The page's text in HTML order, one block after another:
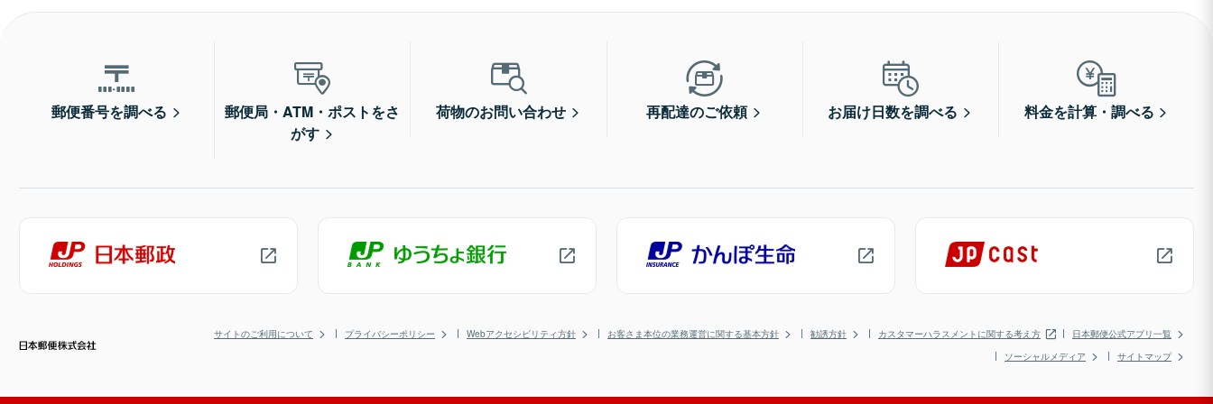
郵便番号を調べる
郵便局・ATM・ポストをさ
がす
荷物のお問い合わせ 再配達のご依頼 お届け日数を調べる 料金を計算・調べる
サイトのご利用について プライバシーポリシー Webアクセシビリティ方針 お客さま本位の業務運営に関する基本方針 勧誘方針 カスタマーハラスメントに関する考え方
日本郵便公式アプリ一覧
ソーシャルメディア
サイトマップ